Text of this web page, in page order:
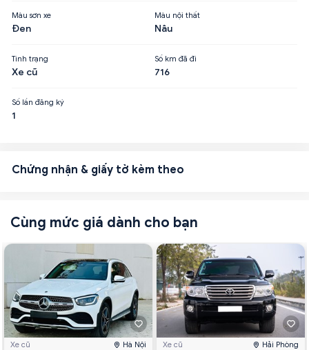
Màu sơn xe
Đen
Màu nội thất
Nâu
Tình trạng
Xe cũ
Số km đã đi
716
Số lần đăng ký
1
Chứng nhận & giấy tờ kèm theo
Cùng mức giá dành cho bạn
Xe cũ Hà Nội Xe cũ Hải Phòng